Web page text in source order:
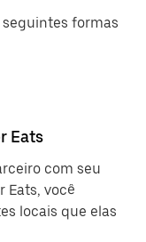
formas
Eats
com seu
Eats, você
locais que elas